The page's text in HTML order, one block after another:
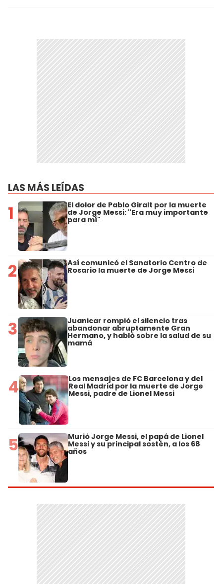
LAS MÁS LEÍDAS
1 El dolor de Pablo Giralt por la muerte
de Jorge Messi: "Era muy importante
para mí"
2 Así comunicó el Sanatorio Centro de
Rosario la muerte de Jorge Messi
3 Juanicar rompió el silencio tras
abandonar abruptamente Gran
Hermano, y habló sobre la salud de su
mamá
4 Los mensajes de FC Barcelona y del
Real Madrid por la muerte de Jorge
Messi, padre de Lionel Messi
5 Murió Jorge Messi, el papá de Lionel
Messi y su principal sostén, a los 68
años